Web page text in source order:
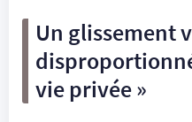
Un glissement
vie privée »